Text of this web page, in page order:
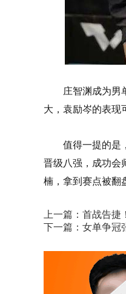
庄智渊成为男
大，袁励岑的表现
值得一提的是
晋级八强，成功会
楠，拿到赛点被翻
上一篇： 首战告捷
下一篇： 女单争冠